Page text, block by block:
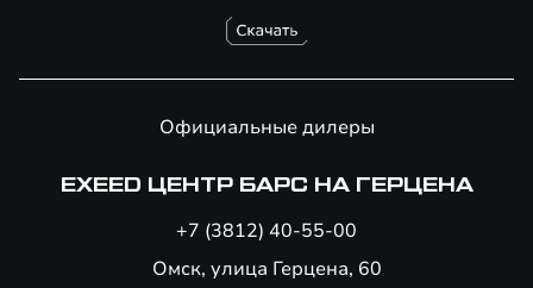
Официальные дилеры
EXEED ЦЕНТР БАРС НА ГЕРЦЕНА
+7 (3812) 40-55-00
Омск, улица Герцена, 60